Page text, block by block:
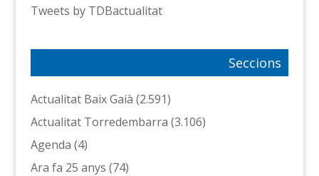
Tweets by TDBactualitat
Seccions
Actualitat Baix Gaià (2.591)
Actualitat Torredembarra (3.106)
Agenda (4)
Ara fa 25 anys (74)